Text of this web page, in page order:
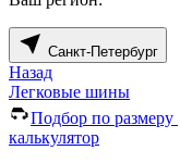
Санкт-Петербург
Назад
Легковые шины
Подбор по размеру
калькулятор